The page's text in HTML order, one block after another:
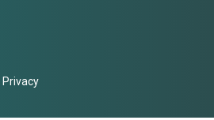
Privacy